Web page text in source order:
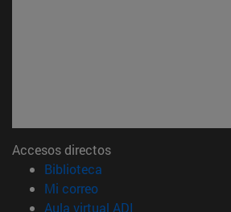
Accesos directos
Biblioteca
Mi correo(abre en nueva ventana)
Aula virtual ADI